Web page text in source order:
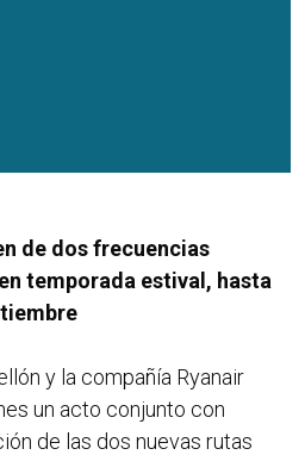
de dos frecuencias
temporada estival, hasta
y la compañía Ryanair
un acto conjunto con
de las dos nuevas rutas